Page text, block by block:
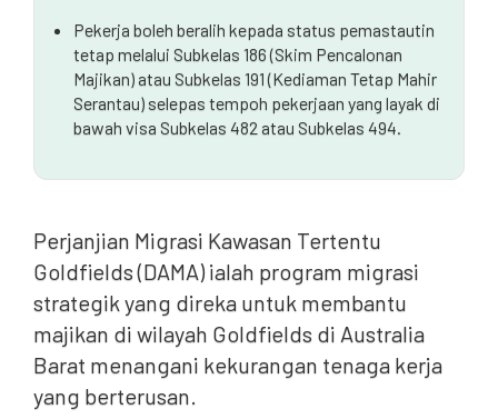
Pekerja boleh beralih kepada status pemastautin
tetap melalui Subkelas 186 (Skim Pencalonan
Majikan) atau Subkelas 191 (Kediaman Tetap Mahir
Serantau) selepas tempoh pekerjaan yang layak di
bawah visa Subkelas 482 atau Subkelas 494.
Perjanjian Migrasi Kawasan Tertentu
Goldfields (DAMA) ialah program migrasi
strategik yang direka untuk membantu
majikan di wilayah Goldfields di Australia
Barat menangani kekurangan tenaga kerja
yang berterusan.